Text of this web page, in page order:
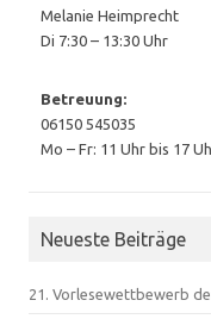
Melanie Heimprecht
Di 7:30 – 13:30 Uhr
Betreuung:
06150 545035
Mo – Fr: 11 Uhr bis 17
Neueste Beiträge
21. Vorlesewettbewerb